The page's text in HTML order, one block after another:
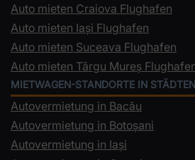
Auto mieten Craiova Flughafen
Auto mieten Iași Flughafen
Auto mieten Suceava Flughafen
Auto mieten Târgu Mureș
MIETWAGEN-STANDORTE IN STÄDTEN
Autovermietung in Bacău
Autovermietung in Botoșani
Autovermietung in Iași